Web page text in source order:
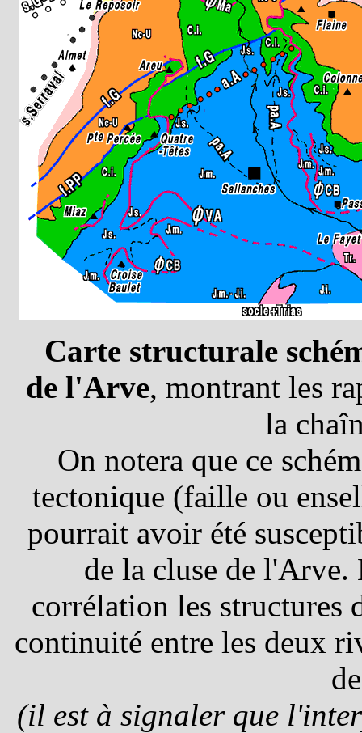
Carte structurale
de l'Arve, montrant les
la
On notera que ce
tectonique (faille ou
pourrait avoir été
de la cluse de
corrélation les structures
continuité entre les deux
(il est à signaler que